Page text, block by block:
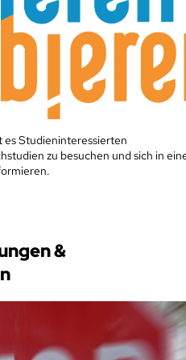
es Studieninteressierten
zu besuchen und sich in
&